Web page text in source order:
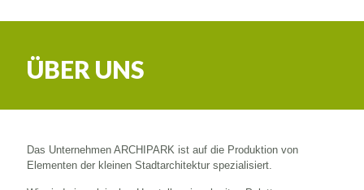
ÜBER UNS
Das Unternehmen ARCHIPARK ist auf die Produktion von
Elementen der kleinen Stadtarchitektur spezialisiert.